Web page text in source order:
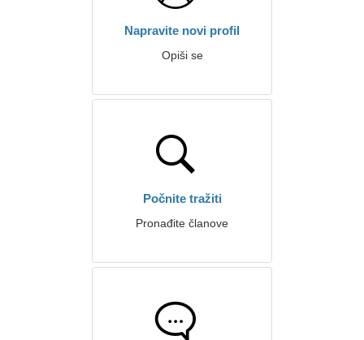
Napravite novi profil
Opiši se
Počnite tražiti
Pronađite članove